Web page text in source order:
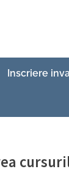
Inscriere